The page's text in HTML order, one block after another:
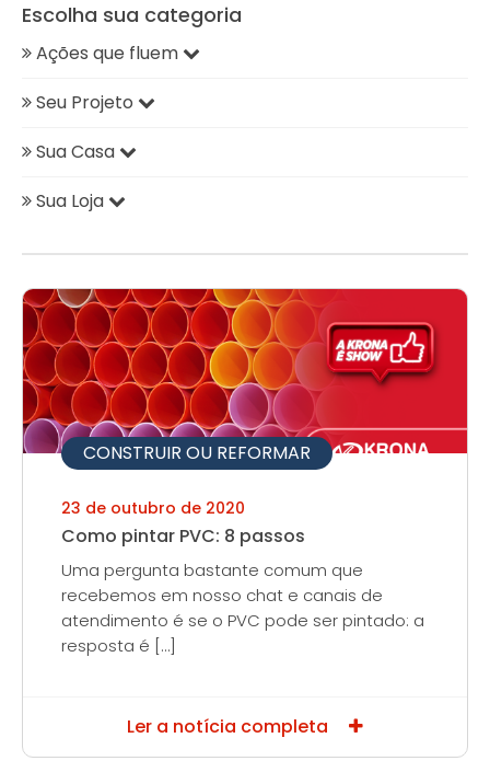
CONSTRUIR OU REFORMAR
23 de outubro de 2020
Como pintar PVC: 8 passos
Uma pergunta bastante comum que
recebemos em nosso chat e canais de
atendimento é se o PVC pode ser pintado: a
resposta é […]
Ler a notícia completa
Escolha sua categoria
Ações que fluem
Seu Projeto
Sua Casa
Sua Loja